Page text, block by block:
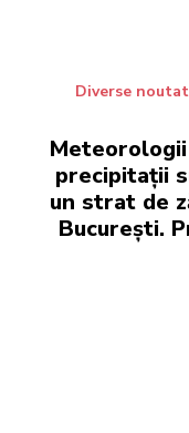
Diverse
precipitații
un strat de
București.